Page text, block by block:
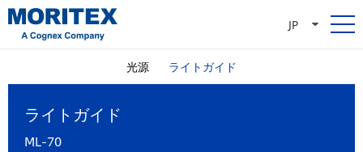
JP
光源 ライトガイド
ライトガイド
ML-70